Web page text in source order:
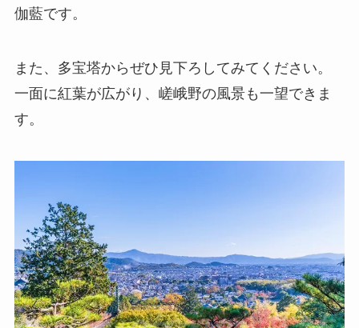
伽藍です。
また、多宝塔からぜひ見下ろしてみてください。
一面に紅葉が広がり、嵯峨野の風景も一望できま
す。